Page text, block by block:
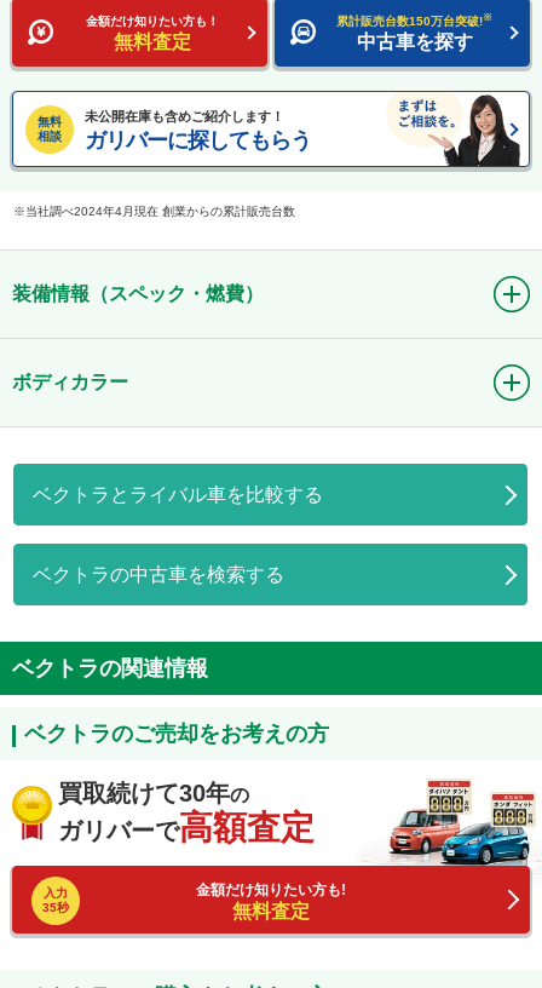
金額だけ知りたい方も！
無料査定
累計販売台数150万台突破!※
中古車を探す
無料
相談
未公開在庫も含めご紹介します！
ガリバーに探してもらう
当社調べ2024年4月現在 創業からの累計販売台数
装備情報（スペック・燃費）
ボディカラー
ベクトラとライバル車を比較する
ベクトラの中古車を検索する
ベクトラの関連情報
ベクトラのご売却をお考えの方
買取続けて30年の
ガリバーで高額査定
入力
35秒
金額だけ知りたい方も!
無料査定